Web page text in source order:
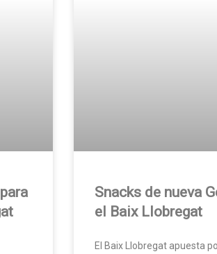
Snacks de nueva
el Baix Llobregat
El Baix Llobregat apuesta